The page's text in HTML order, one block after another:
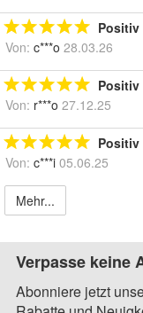
Positiv
Von: c***o 28.03.26
Positiv
Von: r***o 27.12.25
Positiv
Von: c***i 05.06.25
Mehr...
Verpasse keine
Abonniere jetzt